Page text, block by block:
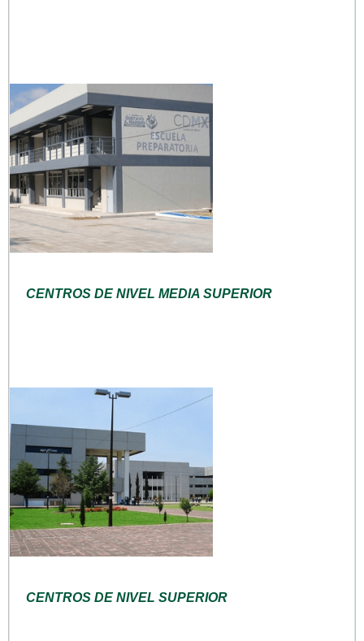
CENTROS DE NIVEL MEDIA SUPERIOR
CENTROS DE NIVEL SUPERIOR